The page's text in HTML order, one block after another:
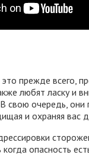
прежде всего,
любят ласку и
свою очередь, они
и охраняя вас
опасность